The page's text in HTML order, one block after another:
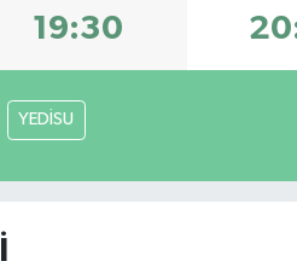
19:30
YEDİSU